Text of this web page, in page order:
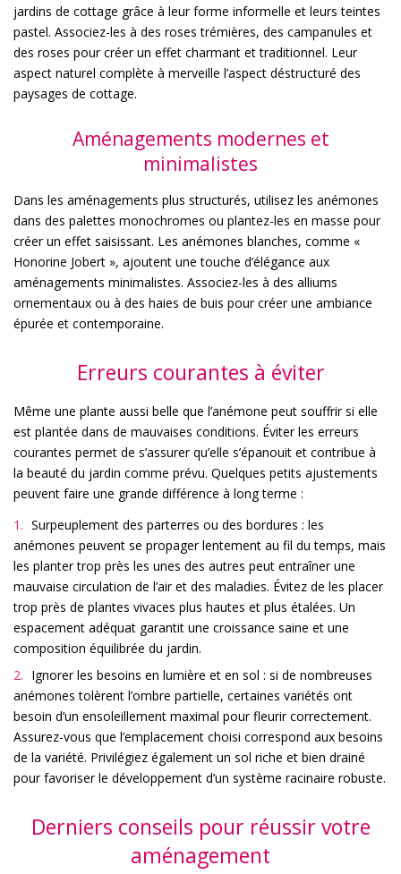
jardins de cottage grâce à leur forme informelle et leurs teintes
pastel. Associez-les à des roses trémières, des campanules et
des roses pour créer un effet charmant et traditionnel. Leur
aspect naturel complète à merveille l’aspect déstructuré des
paysages de cottage.
Aménagements modernes et
minimalistes
Dans les aménagements plus structurés, utilisez les anémones
dans des palettes monochromes ou plantez-les en masse pour
créer un effet saisissant. Les anémones blanches, comme «
Honorine Jobert », ajoutent une touche d’élégance aux
aménagements minimalistes. Associez-les à des alliums
ornementaux ou à des haies de buis pour créer une ambiance
épurée et contemporaine.
Erreurs courantes à éviter
Même une plante aussi belle que l’anémone peut souffrir si elle
est plantée dans de mauvaises conditions. Éviter les erreurs
courantes permet de s’assurer qu’elle s’épanouit et contribue à
la beauté du jardin comme prévu. Quelques petits ajustements
peuvent faire une grande différence à long terme :
Surpeuplement des parterres ou des bordures : les
anémones peuvent se propager lentement au fil du temps, mais
les planter trop près les unes des autres peut entraîner une
mauvaise circulation de l’air et des maladies. Évitez de les placer
trop près de plantes vivaces plus hautes et plus étalées. Un
espacement adéquat garantit une croissance saine et une
composition équilibrée du jardin.
Ignorer les besoins en lumière et en sol : si de nombreuses
anémones tolèrent l’ombre partielle, certaines variétés ont
besoin d’un ensoleillement maximal pour fleurir correctement.
Assurez-vous que l’emplacement choisi correspond aux besoins
de la variété. Privilégiez également un sol riche et bien drainé
pour favoriser le développement d’un système racinaire robuste.
Derniers conseils pour réussir votre
aménagement